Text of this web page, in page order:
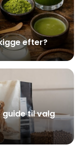
efter?
guide til valg